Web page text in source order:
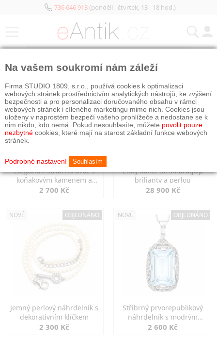
736 646 913(pondělí - čtvrtek, 13 - 18 hod.)
Elegantní stříbrná brož s
koňakovým kamenem a
markazity
2 700 Kč
Zlatý kolier se smaragdy,
brilianty a perlou
28 900 Kč
NOVÉ OBJEDNÁNO
Jemný perlový náhrdelník s
dekorativním klíčkem
2 300 Kč
NOVÉ OBJEDNÁNO
Stříbrný prvorepublikový
náhrdelník s modrým
spinelem
2 600 Kč
Na vašem soukromí nám záleží
Firma STUDIO 1809, s.r.o., používá cookies k optimalizaci
webových stránek prostřednictvím analytických nástrojů, ke zvýšení
bezpečnosti a pro personalizaci doručovaného obsahu v rámci
webových stránek i cíleného marketingu mimo nich. Cookies jsou
uloženy v naprostém bezpečí vašeho prohlížeče a nedostane se k
nim nikdo, kdo nemá. Pokud nesouhlasíte, můžete povolit pouze
nezbytné cookies, které mají na starost základní funkce webových
stránek.
Podrobné nastavení Souhlasím